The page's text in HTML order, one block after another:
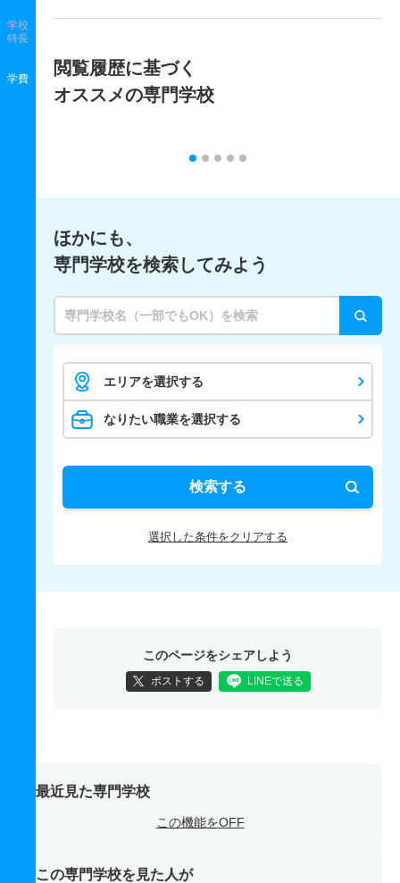
学校
特長
学費
閲覧履歴に基づく
オススメの専門学校
ほかにも、
専門学校を検索してみよう
エリアを選択する
なりたい職業を選択する
検索する
選択した条件をクリアする
このページをシェアしよう
ポストする LINEで送る
最近見た専門学校
この機能をOFF
この専門学校を見た人が